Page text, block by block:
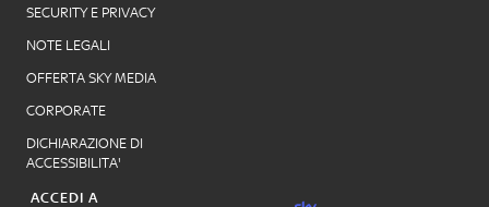
SECURITY E PRIVACY
NOTE LEGALI
OFFERTA SKY MEDIA
CORPORATE
DICHIARAZIONE DI
ACCESSIBILITA'
ACCEDI A